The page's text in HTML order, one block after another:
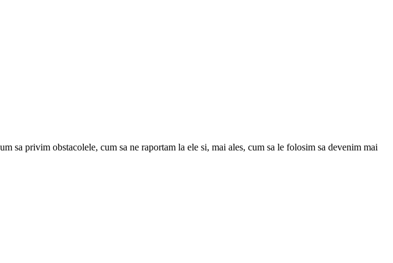
sa privim obstacolele, cum sa ne raportam la ele si, mai ales, cum sa le folosim sa devenim mai